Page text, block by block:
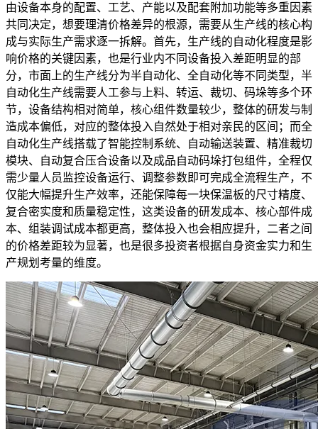
由设备本身的配置、工艺、产能以及配套附加功能等多重因素
共同决定，想要理清价格差异的根源，需要从生产线的核心构
成与实际生产需求逐一拆解。首先，生产线的自动化程度是影
响价格的关键因素，也是行业内不同设备投入差距明显的部
分，市面上的生产线分为半自动化、全自动化等不同类型，半
自动化生产线需要人工参与上料、转运、裁切、码垛等多个环
节，设备结构相对简单，核心组件数量较少，整体的研发与制
造成本偏低，对应的整体投入自然处于相对亲民的区间；而全
自动化生产线搭载了智能控制系统、自动输送装置、精准裁切
模块、自动复合压合设备以及成品自动码垛打包组件，全程仅
需少量人员监控设备运行、调整参数即可完成全流程生产，不
仅能大幅提升生产效率，还能保障每一块保温板的尺寸精度、
复合密实度和质量稳定性，这类设备的研发成本、核心部件成
本、组装调试成本都更高，整体投入也会相应提升，二者之间
的价格差距较为显著，也是很多投资者根据自身资金实力和生
产规划考量的维度。